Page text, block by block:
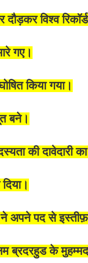
विश्व रिकॉर्ड
गए।
किया गया।
बने।
की दावेदारी
अपने पद से
ब्रदरहुड के मुहम्मद